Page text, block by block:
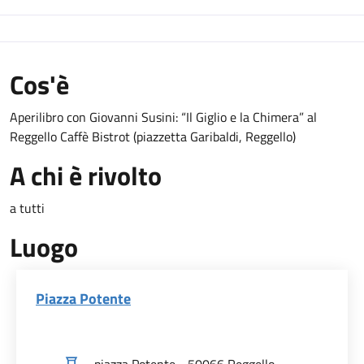
Cos'è
Aperilibro con Giovanni Susini: “Il Giglio e la Chimera” al
Reggello Caffè Bistrot (piazzetta Garibaldi, Reggello)
A chi è rivolto
a tutti
Luogo
Piazza Potente